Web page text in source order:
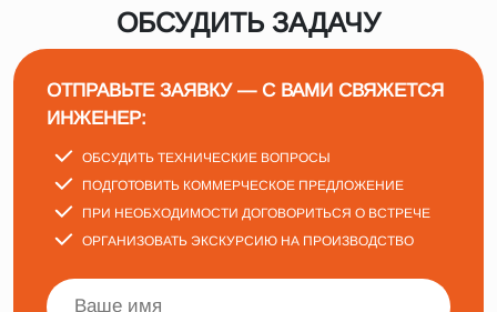
ОБСУДИТЬ ЗАДАЧУ
ОТПРАВЬТЕ ЗАЯВКУ — С ВАМИ СВЯЖЕТСЯ
ИНЖЕНЕР:
ОБСУДИТЬ ТЕХНИЧЕСКИЕ ВОПРОСЫ
ПОДГОТОВИТЬ КОММЕРЧЕСКОЕ ПРЕДЛОЖЕНИЕ
ПРИ НЕОБХОДИМОСТИ ДОГОВОРИТЬСЯ О ВСТРЕЧЕ
ОРГАНИЗОВАТЬ ЭКСКУРСИЮ НА ПРОИЗВОДСТВО